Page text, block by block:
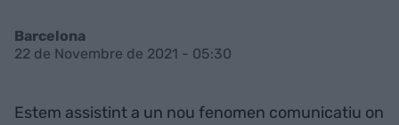
Barcelona
22 de Novembre de 2021 - 05:30
Estem assistint a un nou fenomen comunicatiu on